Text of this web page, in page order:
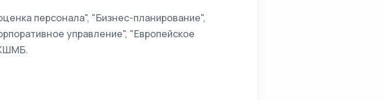
персонала", "Бизнес-планирование",
управление", "Европейское